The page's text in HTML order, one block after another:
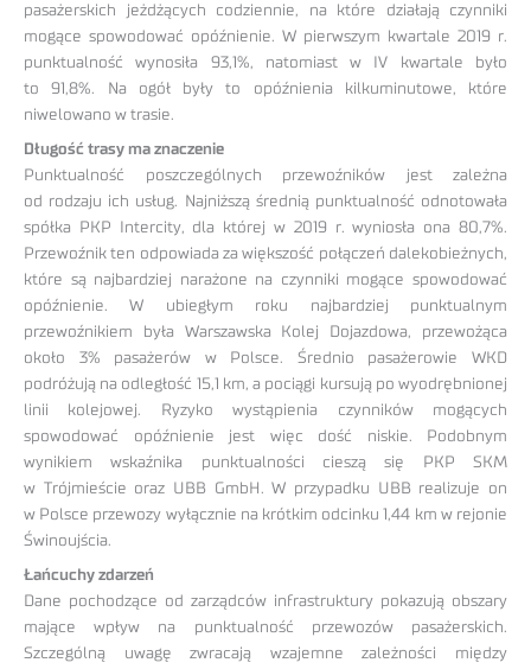
pasażerskich jeżdżących codziennie, na które działają czynniki
mogące spowodować opóźnienie. W pierwszym kwartale 2019 r.
punktualność wynosiła 93,1%, natomiast w IV kwartale było
to 91,8%. Na ogół były to opóźnienia kilkuminutowe, które
niwelowano w trasie.
Długość trasy ma znaczenie
Punktualność poszczególnych przewoźników jest zależna
od rodzaju ich usług. Najniższą średnią punktualność odnotowała
spółka PKP Intercity, dla której w 2019 r. wyniosła ona 80,7%.
Przewoźnik ten odpowiada za większość połączeń dalekobieżnych,
które są najbardziej narażone na czynniki mogące spowodować
opóźnienie. W ubiegłym roku najbardziej punktualnym
przewoźnikiem była Warszawska Kolej Dojazdowa, przewożąca
około 3% pasażerów w Polsce. Średnio pasażerowie WKD
podróżują na odległość 15,1 km, a pociągi kursują po wyodrębnionej
linii kolejowej. Ryzyko wystąpienia czynników mogących
spowodować opóźnienie jest więc dość niskie. Podobnym
wynikiem wskaźnika punktualności cieszą się PKP SKM
w Trójmieście oraz UBB GmbH. W przypadku UBB realizuje on
w Polsce przewozy wyłącznie na krótkim odcinku 1,44 km w rejonie
Świnoujścia.
Łańcuchy zdarzeń
Dane pochodzące od zarządców infrastruktury pokazują obszary
mające wpływ na punktualność przewozów pasażerskich.
Szczególną uwagę zwracają wzajemne zależności między